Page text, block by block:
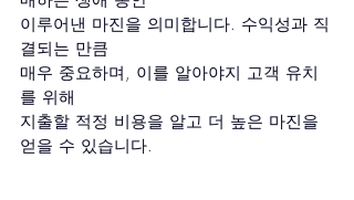
이루어낸 마진을 의미합니다. 수익성과 직
결되는 만큼
매우 중요하며, 이를 알아야지 고객 유치
를 위해
지출할 적정 비용을 알고 더 높은 마진을
얻을 수 있습니다.